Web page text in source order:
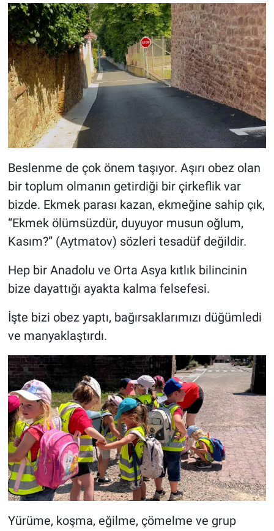
Beslenme de çok önem taşıyor. Aşırı obez olan
bir toplum olmanın getirdiği bir çirkeflik var
bizde. Ekmek parası kazan, ekmeğine sahip çık,
“Ekmek ölümsüzdür, duyuyor musun oğlum,
Kasım?” (Aytmatov) sözleri tesadüf değildir.
Hep bir Anadolu ve Orta Asya kıtlık bilincinin
bize dayattığı ayakta kalma felsefesi.
İşte bizi obez yaptı, bağırsaklarımızı düğümledi
ve manyaklaştırdı.
Yürüme, koşma, eğilme, çömelme ve grup